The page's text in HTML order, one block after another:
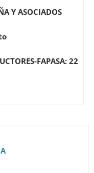
Y ASOCIADOS
FAPASA: 22